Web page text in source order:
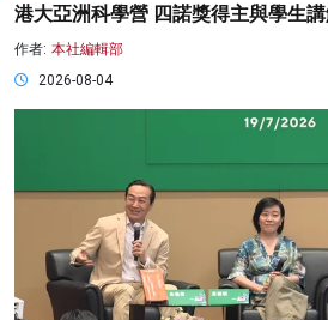
港大亞洲科學營 四諾獎得主與學生
作者: 本社編輯部
2026-08-04